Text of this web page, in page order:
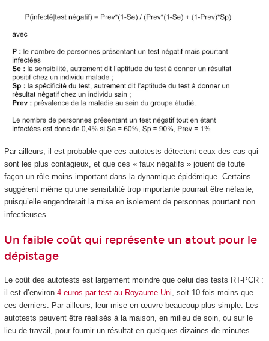
Par ailleurs, il est probable que ces autotests détectent ceux des cas qui
sont les plus contagieux, et que ces « faux négatifs » jouent de toute
façon un rôle moins important dans la dynamique épidémique. Certains
suggèrent même qu’une sensibilité trop importante pourrait être néfaste,
puisqu’elle engendrerait la mise en isolement de personnes pourtant non
infectieuses.
Un faible coût qui représente un atout pour le
dépistage
Le coût des autotests est largement moindre que celui des tests RT-PCR :
il est d’environ 4 euros par test au Royaume-Uni , soit 10 fois moins que
ces derniers. Par ailleurs, leur mise en œuvre beaucoup plus simple. Les
autotests peuvent être réalisés à la maison, en milieu de soin, ou sur le
lieu de travail, pour fournir un résultat en quelques dizaines de minutes.